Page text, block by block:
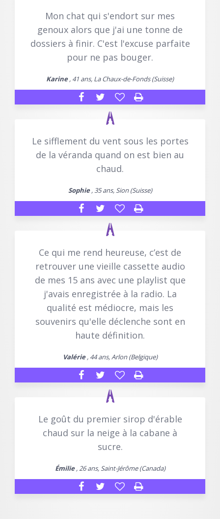
Mon chat qui s'endort sur mes
genoux alors que j'ai une tonne de
dossiers à finir. C'est l'excuse parfaite
pour ne pas bouger.
Karine, 41 ans, La Chaux-de-Fonds (Suisse)
Le sifflement du vent sous les portes
de la véranda quand on est bien au
chaud.
Sophie, 35 ans, Sion (Suisse)
Ce qui me rend heureuse, c’est de
retrouver une vieille cassette audio
de mes 15 ans avec une playlist que
j'avais enregistrée à la radio. La
qualité est médiocre, mais les
souvenirs qu'elle déclenche sont en
haute définition.
Valérie, 44 ans, Arlon (Belgique)
Le goût du premier sirop d'érable
chaud sur la neige à la cabane à
sucre.
Émilie, 26 ans, Saint-Jérôme (Canada)